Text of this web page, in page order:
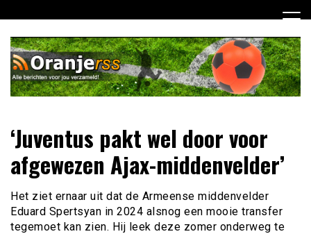
naar
inhoud
Oranje RSS
niets meer van het Nederlands Elftal op weg naar het EK
2012!
‘Juventus pakt wel door voor
afgewezen Ajax-middenvelder’
Het ziet ernaar uit dat de Armeense middenvelder
Eduard Spertsyan in 2024 alsnog een mooie transfer
tegemoet kan zien. Hij leek deze zomer onderweg te